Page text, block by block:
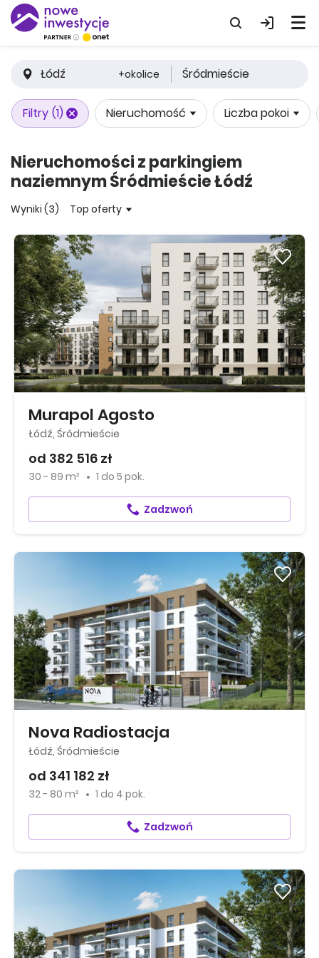
Łódź +okolice Śródmieście
Filtry (1) Nieruchomość Liczba pokoi
Nieruchomości z parkingiem
naziemnym Śródmieście Łódź
Wyniki (3) Top oferty
Murapol Agosto
Łódź, Śródmieście
od 382 516 zł
30 - 89 m² 1 do 5 pok.
Zadzwoń
Nova Radiostacja
Łódź, Śródmieście
od 341 182 zł
32 - 80 m² 1 do 4 pok.
Zadzwoń